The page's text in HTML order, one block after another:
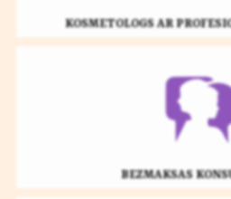
KOSMETOLOGS AR
BEZMAKSAS